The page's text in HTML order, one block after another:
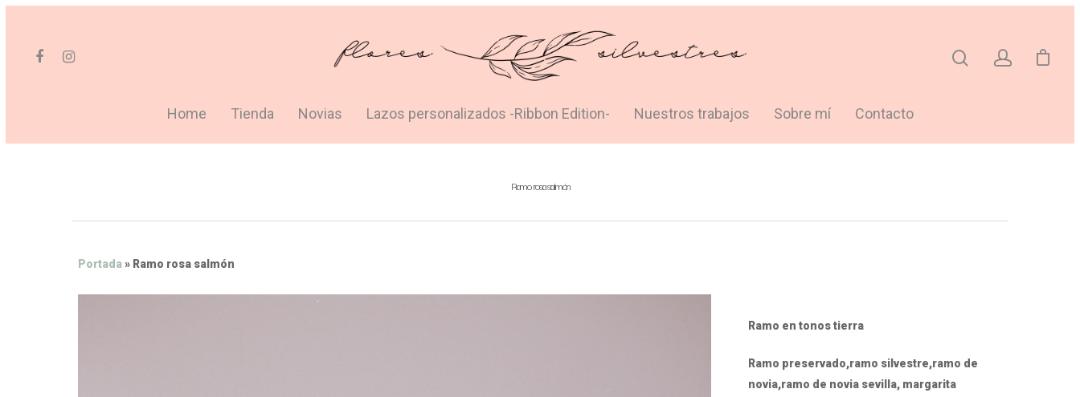
Home Tienda Novias Lazos personalizados -Ribbon Edition- Nuestros trabajos Sobre mí Contacto
Ramo rosa salmón
Portada» Ramo rosa salmón
Ramo en tonos tierra
Ramo preservado,ramo silvestre,ramo de
novia,ramo de novia sevilla, margarita